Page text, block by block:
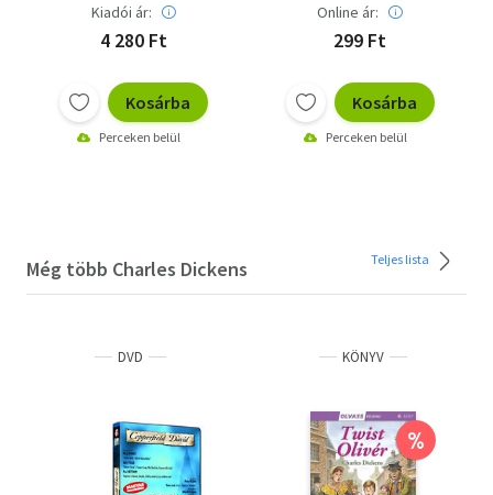
Kiadói ár:
4 280 Ft
Kosárba
Perceken belül
Online ár:
299 Ft
Kosárba
Perceken belül
Még több Charles Dickens Teljes lista
DVD KÖNYV
%